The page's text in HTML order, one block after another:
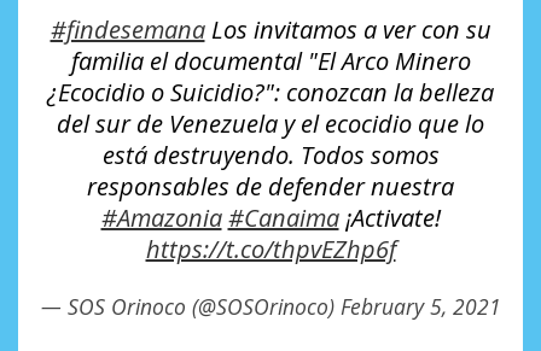
#findesemanaLos invitamos a ver con su
familia el documental "El Arco Minero
¿Ecocidio o Suicidio?": conozcan la belleza
del sur de Venezuela y el ecocidio que lo
está destruyendo. Todos somos
responsables de defender nuestra
#Amazonia #Canaima¡Activate!
https://t.co/thpvEZhp6f
— SOS Orinoco (@SOSOrinoco) February 5, 2021